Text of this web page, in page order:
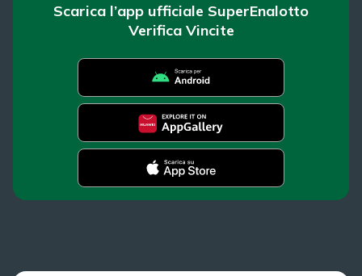
Scarica l’app ufficiale SuperEnalotto
Verifica Vincite
SuperEnalotto